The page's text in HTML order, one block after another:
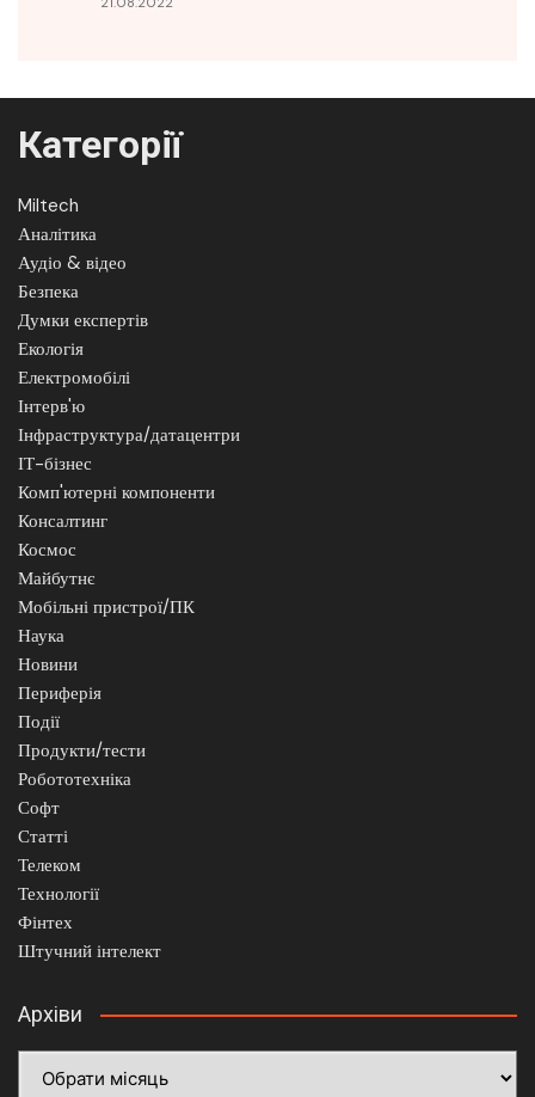
Категорії
Miltech
Аналітика
Аудіо & відео
Безпека
Думки експертів
Екологія
Електромобілі
Інтерв'ю
Інфраструктура/датацентри
ІТ-бізнес
Комп'ютерні компоненти
Консалтинг
Космос
Майбутнє
Мобільні пристрої/ПК
Наука
Новини
Периферія
Події
Продукти/тести
Робототехніка
Софт
Статті
Телеком
Технології
Фінтех
Штучний інтелект
Архіви